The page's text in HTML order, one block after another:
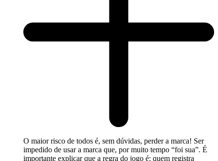
O maior risco de todos é, sem dúvidas, perder a marca! Ser
impedido de usar a marca que, por muito tempo “foi sua”. É
importante explicar que a regra do jogo é: quem registra